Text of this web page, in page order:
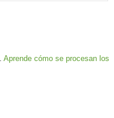
Aprende cómo se procesan los